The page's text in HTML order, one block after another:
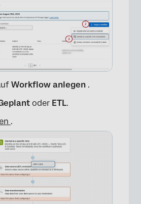
Workflow anlegen .
oder ETL.
.